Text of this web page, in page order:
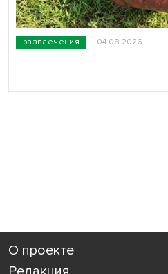
развлечения 04.08.2026
О проекте